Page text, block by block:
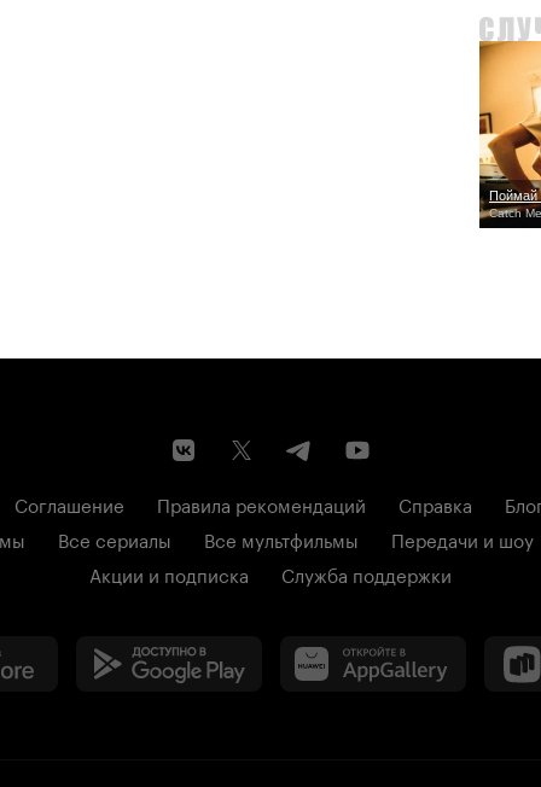
Поймай
Catch
Соглашение Правила рекомендаций Справка
Все сериалы Все мультфильмы
Передачи и шоу
Акции и подписка
Служба поддержки